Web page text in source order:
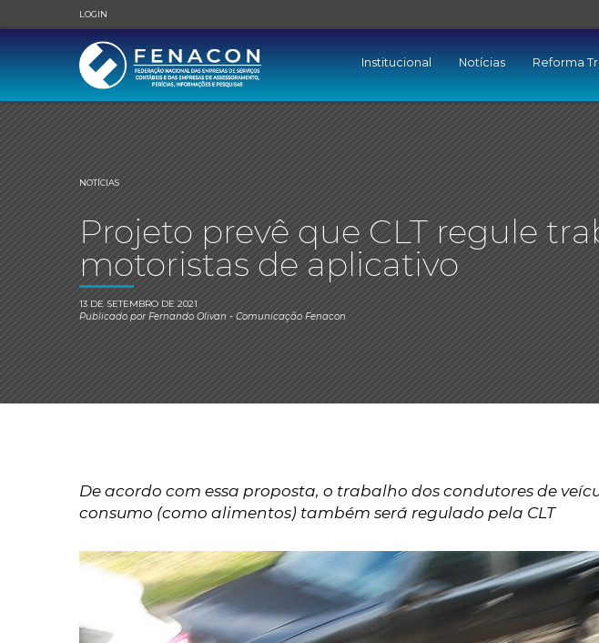
LOGIN
Institucional Notícias Reforma
NOTÍCIAS
Projeto prevê que CLT regule
motoristas de aplicativo
13 DE SETEMBRO DE 2021
Publicado porFernando Olivan- Comunicação Fenacon
De acordo com essa proposta, o trabalho dos condutores de
consumo (como alimentos) também será regulado pela CLT